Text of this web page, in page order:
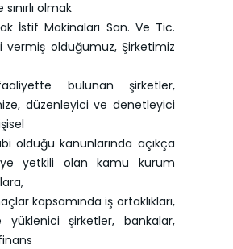
olmak
İstif Makinaları San. Ve Tic.
vermiş olduğumuz, Şirketimiz
bulunan şirketler,
düzenleyici ve denetleyici
olduğu kanunlarında açıkça
yetkili olan kamu kurum
kapsamında iş ortaklıkları,
yüklenici şirketler, bankalar,